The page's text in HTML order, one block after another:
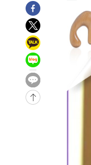
4시간 전 >
[속보]뉴욕
-27847초 전 >
낮 최고
-27117초 전 >
[속보]이
틀레티코 이적"
-26899초 전 >
수도권
-25868초 전 >
온열질환
-19813초 전 >
강릉에
-15920초 전 >
백운산서
-13630초 전 >
선재도서
남자 농
여수 오
극한폭염
축구협회